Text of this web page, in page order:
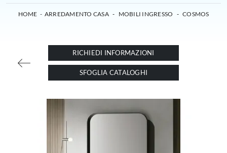
HOME - ARREDAMENTO CASA - MOBILI INGRESSO - COSMOS
RICHIEDI INFORMAZIONI
SFOGLIA CATALOGHI